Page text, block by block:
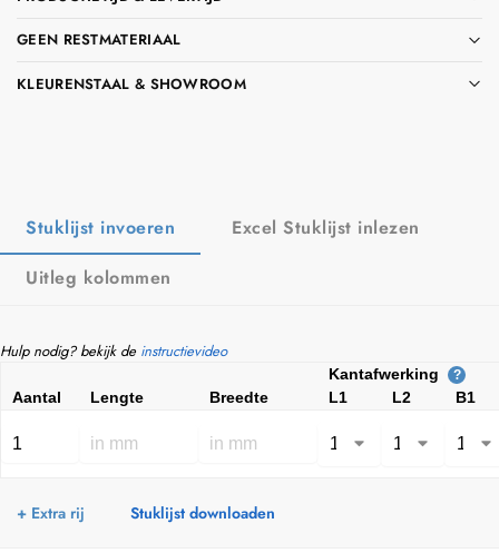
GEEN RESTMATERIAAL
KLEURENSTAAL & SHOWROOM
Stuklijst invoeren
Excel Stuklijst inlezen
Uitleg kolommen
Hulp nodig? bekijk de instructievideo
Kantafwerking ?
Aantal Lengte Breedte L1 L2 B1
+ Extra rij Stuklijst downloaden